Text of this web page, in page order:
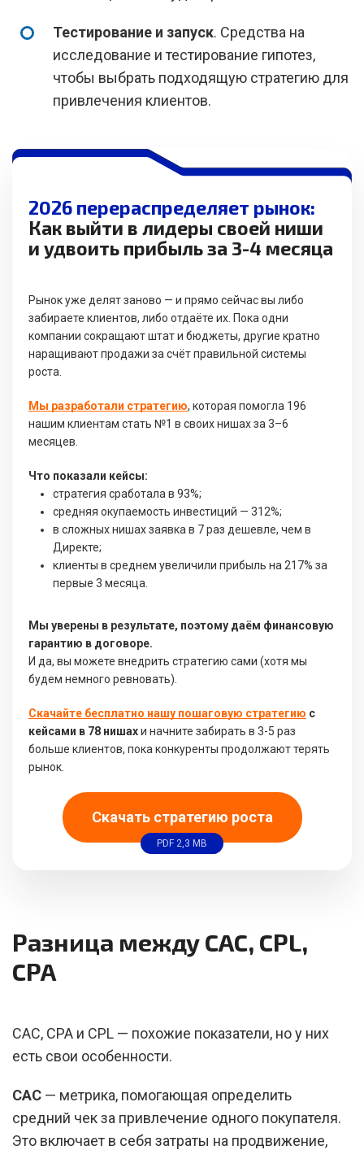
Тестирование и запуск. Средства на
исследование и тестирование гипотез,
чтобы выбрать подходящую стратегию для
привлечения клиентов.
2026 перераспределяет рынок:
Как выйти в лидеры своей ниши
и удвоить прибыль за 3-4 месяца
Рынок уже делят заново — и прямо сейчас вы либо
забираете клиентов, либо отдаёте их. Пока одни
компании сокращают штат и бюджеты, другие кратно
наращивают продажи за счёт правильной системы
роста.
Мы разработали стратегию, которая помогла 196
нашим клиентам стать №1 в своих нишах за 3–6
месяцев.
Что показали кейсы:
стратегия сработала в 93%;
средняя окупаемость инвестиций — 312%;
в сложных нишах заявка в 7 раз дешевле, чем в
Директе;
клиенты в среднем увеличили прибыль на 217% за
первые 3 месяца.
Мы уверены в результате, поэтому даём финансовую
гарантию в договоре.
И да, вы можете внедрить стратегию сами (хотя мы
будем немного ревновать).
Скачайте бесплатно нашу пошаговую стратегию с
кейсами в 78 нишахи начните забирать в 3-5 раз
больше клиентов, пока конкуренты продолжают терять
рынок.
Скачать стратегию роста
PDF 2,3 MB
Разница между CAC, CPL,
CPA
CAC, CPA и CPL — похожие показатели, но у них
есть свои особенности.
CAC — метрика, помогающая определить
средний чек за привлечение одного покупателя.
Это включает в себя затраты на продвижение,